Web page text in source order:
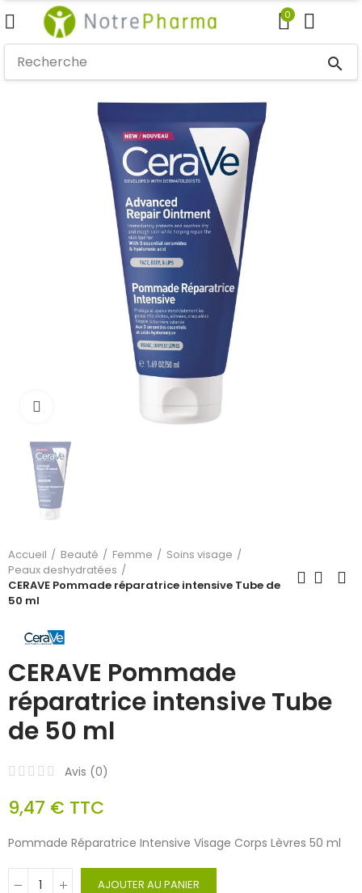
0
search
Cliquez pour agrandir
Accueil Beauté Femme
Soins visage
Peaux deshydratées
CERAVE Pommade réparatrice intensive Tube de
50 ml
CERAVE Pommade
réparatrice intensive Tube
de 50 ml
Avis (0)
9,47 € TTC
Pommade Réparatrice Intensive Visage Corps Lèvres 50 ml
AJOUTER AU PANIER